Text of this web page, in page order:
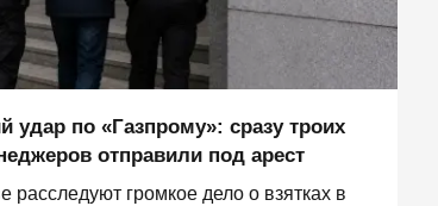
удар по «Газпрому»: сразу троих
отправили под арест
расследуют громкое дело о взятках в